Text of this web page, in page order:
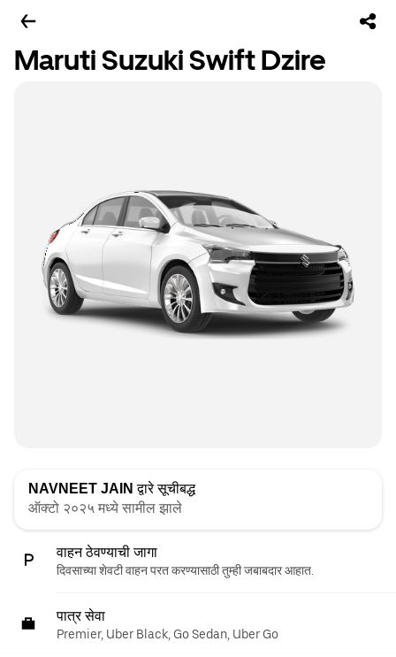
Maruti Suzuki Swift Dzire
NAVNEET JAIN द्वारे सूचीबद्ध
ऑक्टो २०२५ मध्ये सामील झाले
वाहन ठेवण्याची जागा
दिवसाच्या शेवटी वाहन परत करण्यासाठी तुम्ही जबाबदार आहात.
पात्र सेवा
Premier, Uber Black, Go Sedan, Uber Go